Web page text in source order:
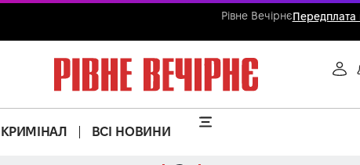
Рівне ВечірнєПередплата
КРИМІНАЛ ВСІ НОВИНИ